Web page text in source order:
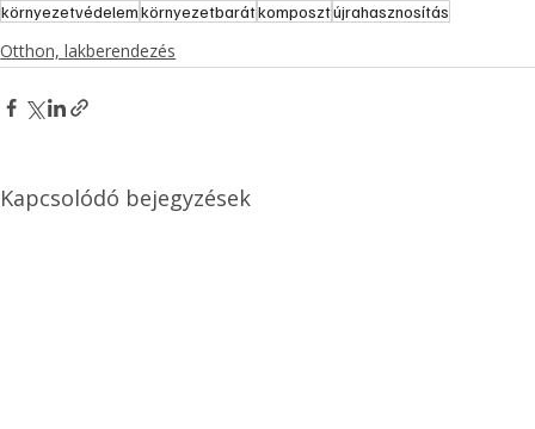
környezetvédelemkörnyezetbarátkomposztújrahasznosítás
Otthon, lakberendezés
Kapcsolódó bejegyzések